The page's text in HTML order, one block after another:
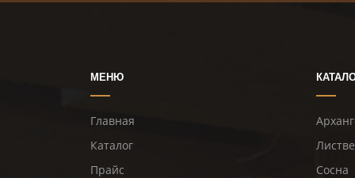
МЕНЮ
Главная
Каталог
Прайс
Сосна